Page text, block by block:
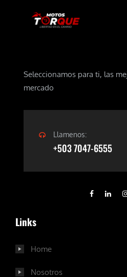
Seleccionamos para ti, las
mercado
Llamenos:
+503 7047-6555
Links
Home
Nosotros